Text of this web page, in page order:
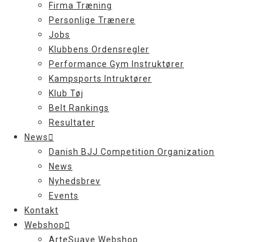
Firma Træning
Personlige Trænere
Jobs
Klubbens Ordensregler
Performance Gym Instruktører
Kampsports Intruktører
Klub Tøj
Belt Rankings
Resultater
News
Danish BJJ Competition Organization
News
Nyhedsbrev
Events
Kontakt
Webshop
ArteSuave Webshop